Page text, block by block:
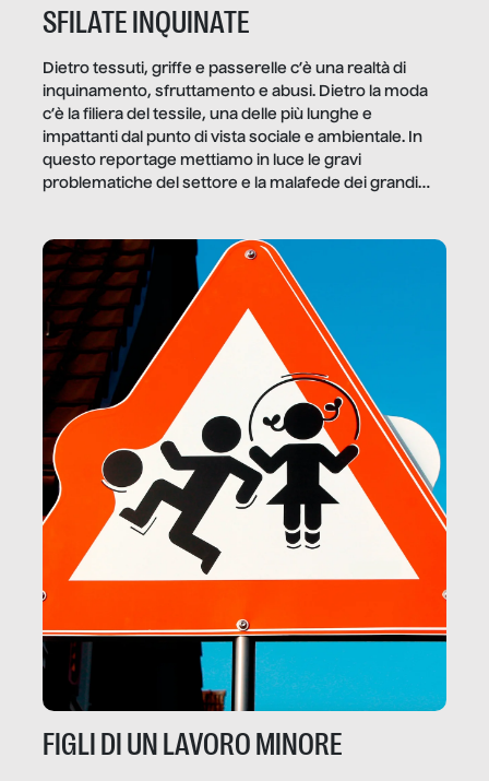
SFILATE INQUINATE
Dietro tessuti, griffe e passerelle c’è una realtà di
inquinamento, sfruttamento e abusi. Dietro la moda
c’è la filiera del tessile, una delle più lunghe e
impattanti dal punto di vista sociale e ambientale. In
questo reportage mettiamo in luce le gravi
problematiche del settore e la malafede dei grandi
FIGLI DI UN LAVORO MINORE